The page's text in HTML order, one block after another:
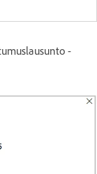
-